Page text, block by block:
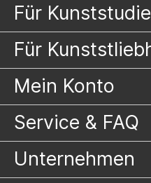
Für
Für
Mein Konto
Service & FAQ
Unternehmen